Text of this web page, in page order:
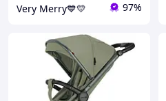
Very Merry💙💛 97%